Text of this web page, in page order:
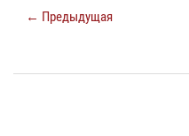
← Предыдущая